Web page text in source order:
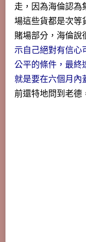
走，因為海倫認為
場這些貨都是次等
賭場部分，海倫說
示自己絕對有信心
公平的條件，最終
就是要在六個月內
前還特地問到老德